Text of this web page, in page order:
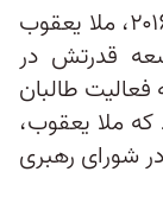
پس از کشته شدن اختر منصور در مه ۲۰۱۶، ملا یعقوب
قدرتش در
طالبان
که ملا یعقوب،
شورای رهبری